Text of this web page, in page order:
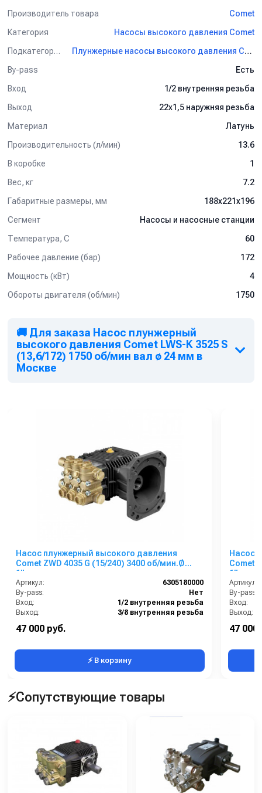
Производитель товара
Comet
Категория
Насосы высокого давления Comet
Подкатегория
Плунжерные насосы высокого давления Comet
By-pass
Есть
Вход
1/2 внутренняя резьба
Выход
22х1,5 наружняя резьба
Материал
Латунь
Производительность (л/мин)
13.6
В коробке
1
Вес, кг
7.2
Габаритные размеры, мм
188x221x196
Сегмент
Насосы и насосные станции
Температура, C
60
Рабочее давление (бар)
172
Мощность (кВт)
4
Обороты двигателя (об/мин)
1750
🚚 Для заказа Насос плунжерный
высокого давления Comet LWS-K 3525 S
(13,6/172) 1750 об/мин вал ø 24 мм в
Москве
Насос плунжерный высокого давления
Comet ZWD 4035 G (15/240) 3400 об/мин.Ø
1”п.в.
Артикул:
6305180000
By-pass:
Нет
Вход:
1/2 внутренняя резьба
Выход:
3/8 внутренняя резьба
47 000 руб.
⚡ В корзину
Насос
Comet
1”п.в.
Артикул:
By-pass:
Вход:
Выход:
47 000
⚡Сопутствующие товары